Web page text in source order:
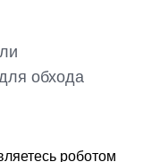
обхода
роботом